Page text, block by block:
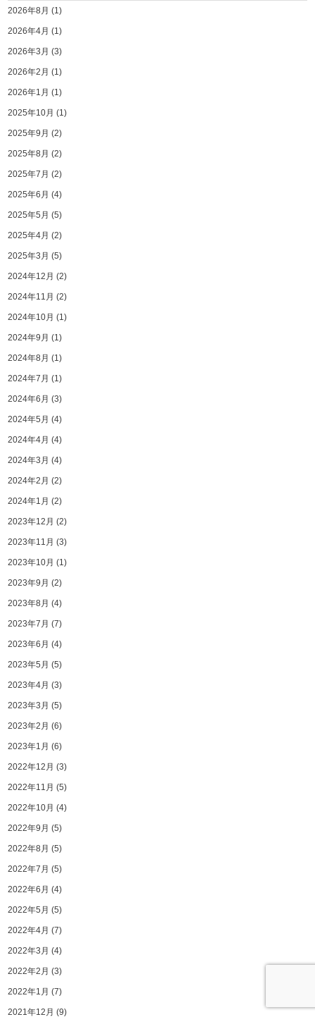
2026年8月 (1)
2026年4月 (1)
2026年3月 (3)
2026年2月 (1)
2026年1月 (1)
2025年10月 (1)
2025年9月 (2)
2025年8月 (2)
2025年7月 (2)
2025年6月 (4)
2025年5月 (5)
2025年4月 (2)
2025年3月 (5)
2024年12月 (2)
2024年11月 (2)
2024年10月 (1)
2024年9月 (1)
2024年8月 (1)
2024年7月 (1)
2024年6月 (3)
2024年5月 (4)
2024年4月 (4)
2024年3月 (4)
2024年2月 (2)
2024年1月 (2)
2023年12月 (2)
2023年11月 (3)
2023年10月 (1)
2023年9月 (2)
2023年8月 (4)
2023年7月 (7)
2023年6月 (4)
2023年5月 (5)
2023年4月 (3)
2023年3月 (5)
2023年2月 (6)
2023年1月 (6)
2022年12月 (3)
2022年11月 (5)
2022年10月 (4)
2022年9月 (5)
2022年8月 (5)
2022年7月 (5)
2022年6月 (4)
2022年5月 (5)
2022年4月 (7)
2022年3月 (4)
2022年2月 (3)
2022年1月 (7)
2021年12月 (9)